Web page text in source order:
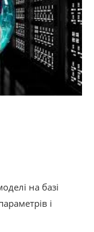
на базі
і